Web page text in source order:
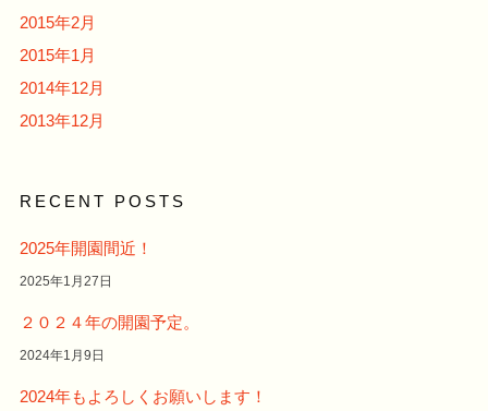
2015年2月
2015年1月
2014年12月
2013年12月
RECENT POSTS
2025年開園間近！
2025年1月27日
２０２４年の開園予定。
2024年1月9日
2024年もよろしくお願いします！